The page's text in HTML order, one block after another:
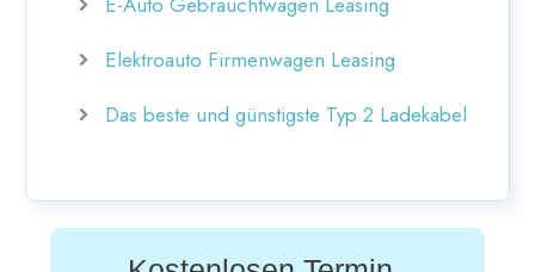
Elektroauto Firmenwagen Leasing
Das beste und günstigste Typ 2 Ladekabel